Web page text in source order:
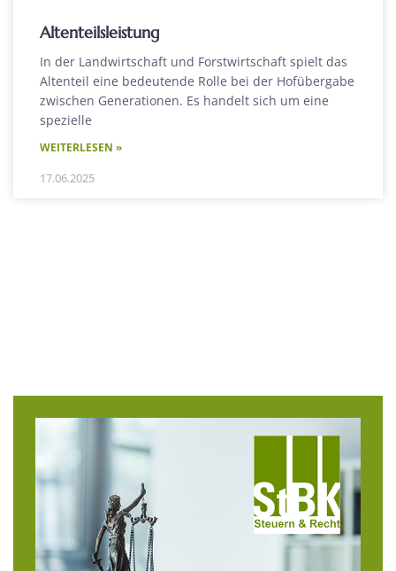
Altenteilsleistung
In der Landwirtschaft und Forstwirtschaft spielt das
Altenteil eine bedeutende Rolle bei der Hofübergabe
zwischen Generationen. Es handelt sich um eine
spezielle
WEITERLESEN »
17.06.2025